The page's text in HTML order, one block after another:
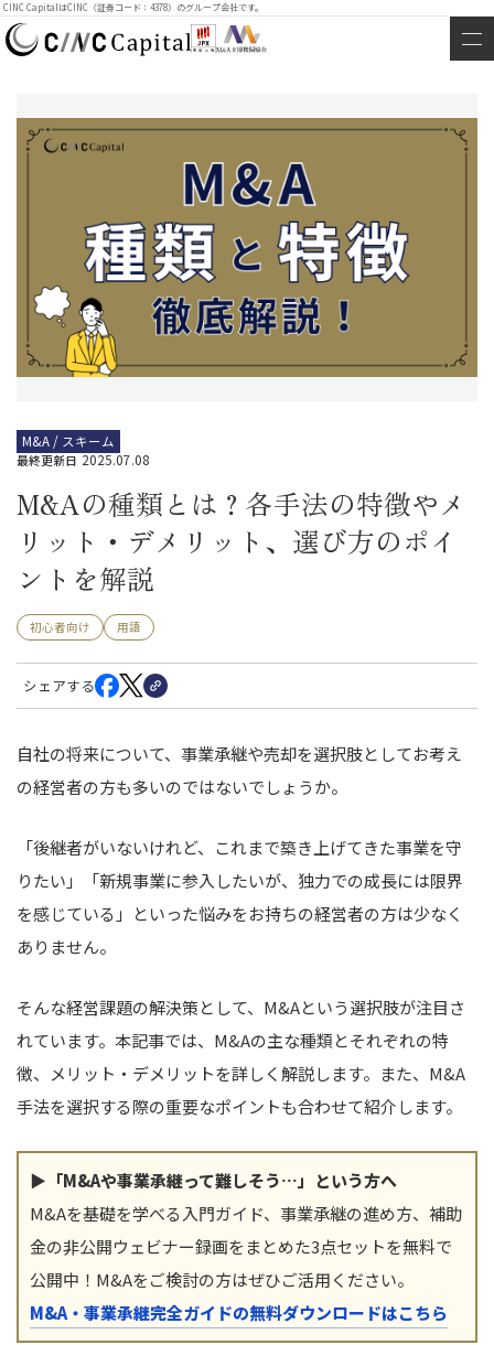
CINC CapitalはCINC（証券コード：4378）のグループ会社です。
M&A / スキーム
最終更新日 2025.07.08
M&Aの種類とは？各手法の特徴やメ
リット・デメリット、選び方のポイ
ントを解説
初心者向け 用語
シェアする
自社の将来について、事業承継や売却を選択肢としてお考え
の経営者の方も多いのではないでしょうか。
「後継者がいないけれど、これまで築き上げてきた事業を守
りたい」「新規事業に参入したいが、独力での成長には限界
を感じている」といった悩みをお持ちの経営者の方は少なく
ありません。
そんな経営課題の解決策として、M&Aという選択肢が注目さ
れています。本記事では、M&Aの主な種類とそれぞれの特
徴、メリット・デメリットを詳しく解説します。また、M&A
手法を選択する際の重要なポイントも合わせて紹介します。
▶「M&Aや事業承継って難しそう…」という方へ
M&Aを基礎を学べる入門ガイド、事業承継の進め方、補助
金の非公開ウェビナー録画をまとめた3点セットを無料で
公開中！M&Aをご検討の方はぜひご活用ください。
M&A・事業承継完全ガイドの無料ダウンロードはこちら